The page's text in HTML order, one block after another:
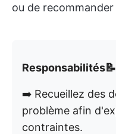
ou de
Responsabilités📝
➡️ Recueillez des
problème afin
contraintes.